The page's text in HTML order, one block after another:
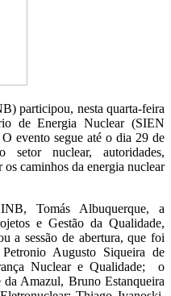
participou, nesta quarta-feira
de Energia Nuclear (SIEN
evento segue até o dia 29 de
setor nuclear, autoridades,
os caminhos da energia nuclear
Tomás Albuquerque, a
e Gestão da Qualidade,
a sessão de abertura, que foi
Augusto Siqueira de
Nuclear e Qualidade; o
Amazul, Bruno Estanqueira